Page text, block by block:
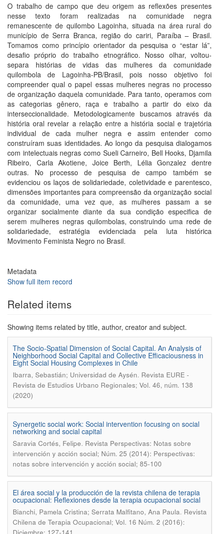
O trabalho de campo que deu origem as reflexões presentes
nesse texto foram realizadas na comunidade negra
remanescente de quilombo Lagoinha, situada na área rural do
município de Serra Branca, região do cariri, Paraíba – Brasil.
Tomamos como princípio orientador da pesquisa o “estar lá”,
desafio próprio do trabalho etnográfico. Nosso olhar, voltou-
separa histórias de vidas das mulheres da comunidade
quilombola de Lagoinha-PB/Brasil, pois nosso objetivo foi
compreender qual o papel essas mulheres negras no processo
de organização daquela comunidade. Para tanto, operamos com
as categorias gênero, raça e trabalho a partir do eixo da
interseccionalidade. Metodologicamente buscamos através da
história oral revelar a relação entre a história social e trajetória
individual de cada mulher negra e assim entender como
construíram suas identidades. Ao longo da pesquisa dialogamos
com intelectuais negras como Sueli Carneiro, Bell Hooks, Djamila
Ribeiro, Carla Akotiene, Joice Berth, Lélia Gonzalez dentre
outras. No processo de pesquisa de campo também se
evidenciou os laços de solidariedade, coletividade e parentesco,
dimensões importantes para compreensão da organização social
da comunidade, uma vez que, as mulheres passam a se
organizar socialmente diante da sua condição especifica de
serem mulheres negras quilombolas, construindo uma rede de
solidariedade, estratégia evidenciada pela luta histórica
Movimento Feminista Negro no Brasil.
Metadata
Show full item record
Related items
Showing items related by title, author, creator and subject.
The Socio-Spatial Dimension of Social Capital. An Analysis of
Neighborhood Social Capital and Collective Efficaciousness in
Eight Social Housing Complexes in Chile
Ibarra, Sebastián; Universidad de Aysén. Revista EURE -
Revista de Estudios Urbano Regionales; Vol. 46, núm. 138
(2020)
Synergetic social work: Social intervention focusing on social
networking and social capital
Saravia Cortés, Felipe. Revista Perspectivas: Notas sobre
intervención y acción social; Núm. 25 (2014): Perspectivas:
notas sobre intervención y acción social; 85-100
El área social y la producción de la revista chilena de terapia
ocupacional: Reflexiones desde la terapia ocupacional social
Bianchi, Pamela Cristina; Serrata Malfitano, Ana Paula. Revista
Chilena de Terapia Ocupacional; Vol. 16 Núm. 2 (2016):